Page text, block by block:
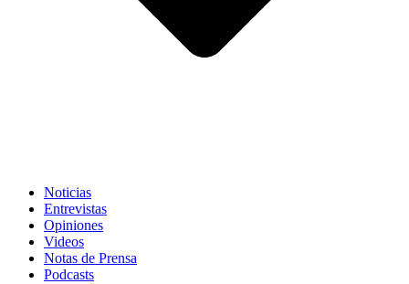
Noticias
Entrevistas
Opiniones
Videos
Notas de Prensa
Podcasts